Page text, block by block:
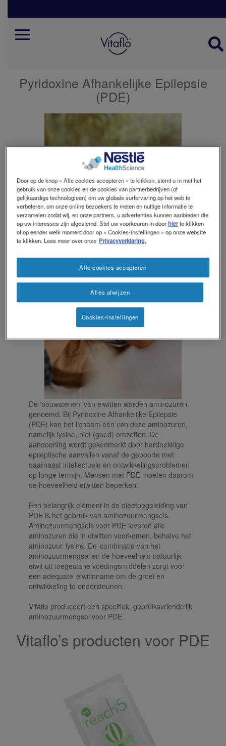
content
Mobile
Pyridoxine Afhankelijke Epilepsie
(PDE)
De 'bouwstenen' van eiwitten worden aminozuren
genoemd. Bij Pyridoxine Afhankelijke Epilepsie
(PDE) kan het lichaam één van deze aminozuren,
namelijk lysine, niet (goed) omzetten. De
aandoening wordt gekenmerkt door hardnekkige
epileptische aanvallen vanaf de geboorte met
daarnaast intellectuele en ontwikkelingsproblemen
op lange termijn. Mensen met PDE moeten daarom
de hoeveelheid eiwitten beperken.
Een belangrijk element in de dieetbegeleiding van
PDE is het gebruik van aminozuurmengsels.
Aminozuurmengsels voor PDE leveren alle
aminozuren die in eiwitten voorkomen, behalve het
aminozuur lysine. De combinatie van het
aminozuurmengsel en de hoeveelheid natuurlijk
eiwit uit toegestane voedingsmiddelen zorgt voor
een adequate eiwitinname om de groei en
ontwikkeling te ondersteunen.
Vitaflo produceert een specifiek, gebruiksvriendelijk
aminozuurmengsel voor PDE.
Vitaflo’s producten voor PDE
Door op de knop « Alle cookies accepteren » te klikken, stemt u in met het
gebruik van onze cookies en de cookies van partnerbedrijven (of
gelijkaardige technologieën) om uw globale surfervaring op het web te
verbeteren, om onze online bezoekers te meten en nuttige informatie te
verzamelen zodat wij, en onze partners, u advertenties kunnen aanbieden die
op uw interesses zijn afgestemd. Stel uw voorkeuren in doorhierte klikken
of op eender welk moment door op « Cookies-instellingen » op onze website
te klikken. Lees meer over onze Privacyverklaring.
Alles afwijzen
Alle cookies accepteren
Cookies-instellingen